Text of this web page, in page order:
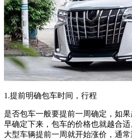
1.提前明确包车时间，行程
是否包车一般要提前一周确定，如
早确定下来，包车的价格也就越合
大型车辆提前一周就开始涨价，通常